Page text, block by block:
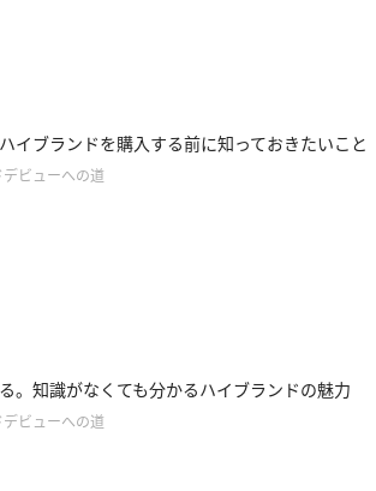
イブランドを購入する前に知っておきたいこと
ビューへの道
。知識がなくても分かるハイブランドの魅力
ビューへの道